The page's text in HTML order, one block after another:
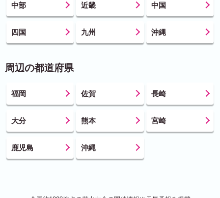
中部 近畿 中国
四国 九州 沖縄
周辺の都道府県
福岡 佐賀 長崎
大分 熊本 宮崎
鹿児島 沖縄